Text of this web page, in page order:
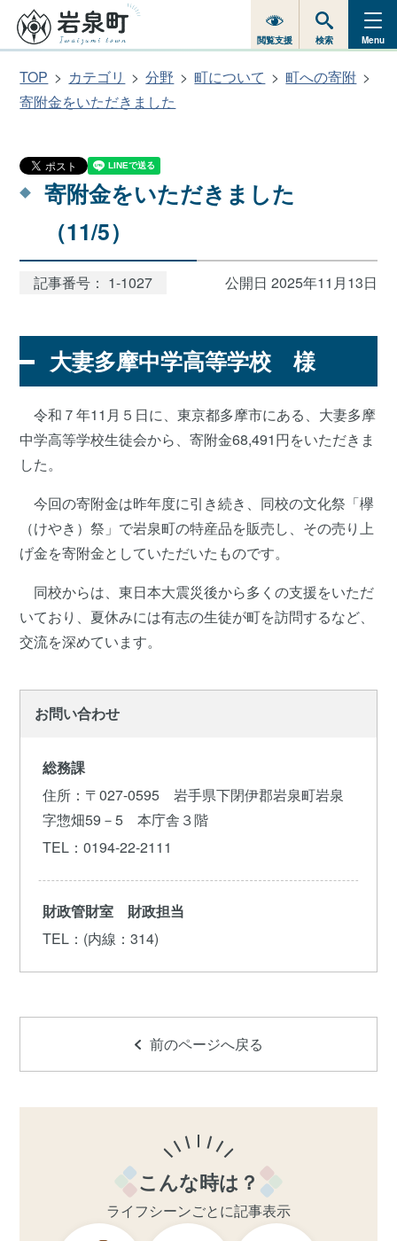
閲覧支援 検索 Menu
TOP カテゴリ 分野 町について
町への寄附
寄附金をいただきました
寄附金をいただきました
（11/5）
記事番号： 1-1027 公開日 2025年11月13日
大妻多摩中学高等学校 様
令和７年11月５日に、東京都多摩市にある、大妻多摩
中学高等学校生徒会から、寄附金68,491円をいただきま
した。
今回の寄附金は昨年度に引き続き、同校の文化祭「欅
（けやき）祭」で岩泉町の特産品を販売し、その売り上
げ金を寄附金としていただいたものです。
同校からは、東日本大震災後から多くの支援をいただ
いており、夏休みには有志の生徒が町を訪問するなど、
交流を深めています。
お問い合わせ
総務課
住所 ：〒027-0595 岩手県下閉伊郡岩泉町岩泉
字惣畑59－5 本庁舎３階
TEL ：0194-22-2111
財政管財室 財政担当
TEL ：(内線：314)
前のページへ戻る
こんな時は？
ライフシーンごとに記事表示